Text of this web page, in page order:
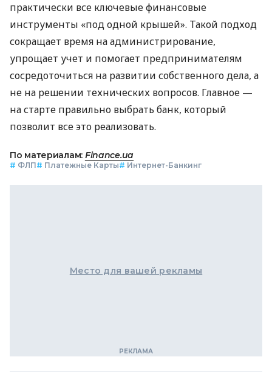
практически все ключевые финансовые
инструменты «под одной крышей». Такой подход
сокращает время на администрирование,
упрощает учет и помогает предпринимателям
сосредоточиться на развитии собственного дела, а
не на решении технических вопросов. Главное —
на старте правильно выбрать банк, который
позволит все это реализовать.
По материалам: Finance.ua
# ФЛП# Платежные Карты# Интернет-Банкинг
Место для вашей рекламы